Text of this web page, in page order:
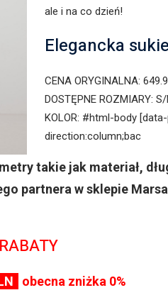
ale i na co dzień!
Elegancka
CENA ORYGINALNA:
DOSTĘPNE ROZMIARY:
KOLOR: #html-body
direction:column;bac
takie jak materiał,
partnera w sklepie
obecna zniżka 0%